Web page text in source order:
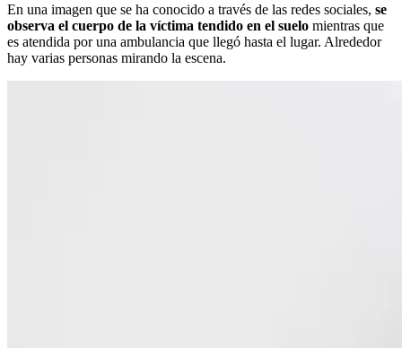
En una imagen que se ha conocido a través de las redes sociales, se
observa el cuerpo de la víctima tendido en el suelo mientras que
es atendida por una ambulancia que llegó hasta el lugar. Alrededor
hay varias personas mirando la escena.